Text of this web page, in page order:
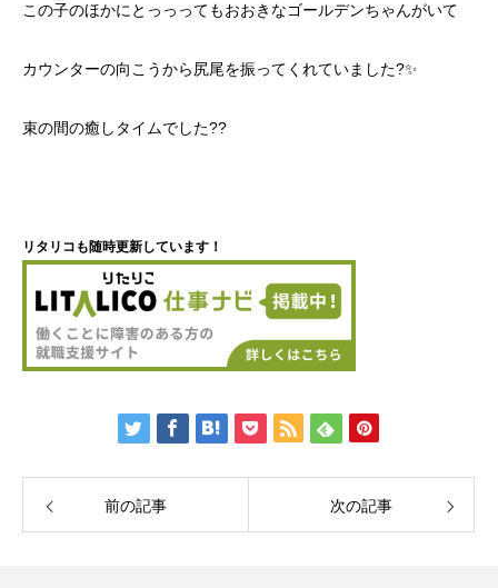
この子のほかにとっっってもおおきなゴールデンちゃんがいて
カウンターの向こうから尻尾を振ってくれていました?✨
束の間の癒しタイムでした??
リタリコも随時更新しています！
前の記事 次の記事